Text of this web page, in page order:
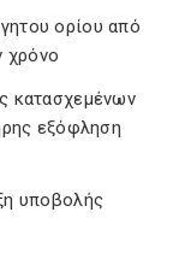
ορίου από
χρόνο
κατασχεμένων
εξόφληση
υποβολής